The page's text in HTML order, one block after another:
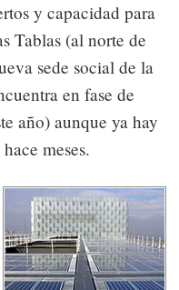
y capacidad para
Tablas (al norte de
sede social de la
en fase de
año) aunque ya hay
meses.